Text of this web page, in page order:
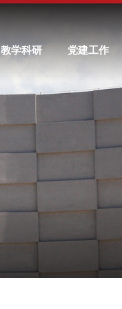
教学科研 党建工作